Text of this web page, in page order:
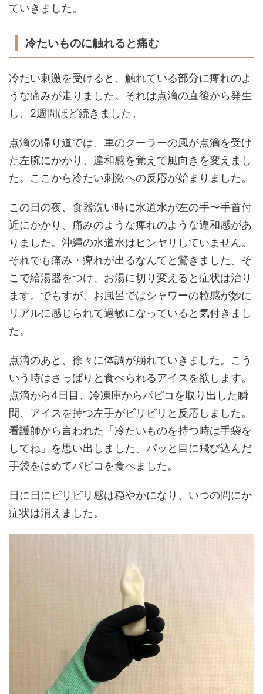
ていきました。
冷たいものに触れると痛む
冷たい刺激を受けると、触れている部分に痺れのよ
うな痛みが走りました。それは点滴の直後から発生
し、2週間ほど続きました。
点滴の帰り道では、車のクーラーの風が点滴を受け
た左腕にかかり、違和感を覚えて風向きを変えまし
た。ここから冷たい刺激への反応が始まりました。
この日の夜、食器洗い時に水道水が左の手〜手首付
近にかかり、痛みのような痺れのような違和感があ
りました。沖縄の水道水はヒンヤリしていません。
それでも痛み・痺れが出るなんてと驚きました。そ
こで給湯器をつけ、お湯に切り変えると症状は治り
ます。でもすが、お風呂ではシャワーの粒感が妙に
リアルに感じられて過敏になっていると気付きまし
た。
点滴のあと、徐々に体調が崩れていきました。こう
いう時はさっぱりと食べられるアイスを欲します。
点滴から4日目、冷凍庫からパピコを取り出した瞬
間、アイスを持つ左手がビリビリと反応しました。
看護師から言われた「冷たいものを持つ時は手袋を
してね」を思い出しました。パッと目に飛び込んだ
手袋をはめてパピコを食べました。
日に日にビリビリ感は穏やかになり、いつの間にか
症状は消えました。